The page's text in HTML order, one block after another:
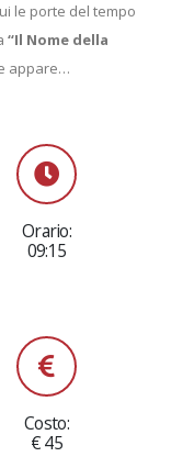
le porte del tempo
“Il Nome della
appare…
Orario:
09:15
Costo:
€ 45